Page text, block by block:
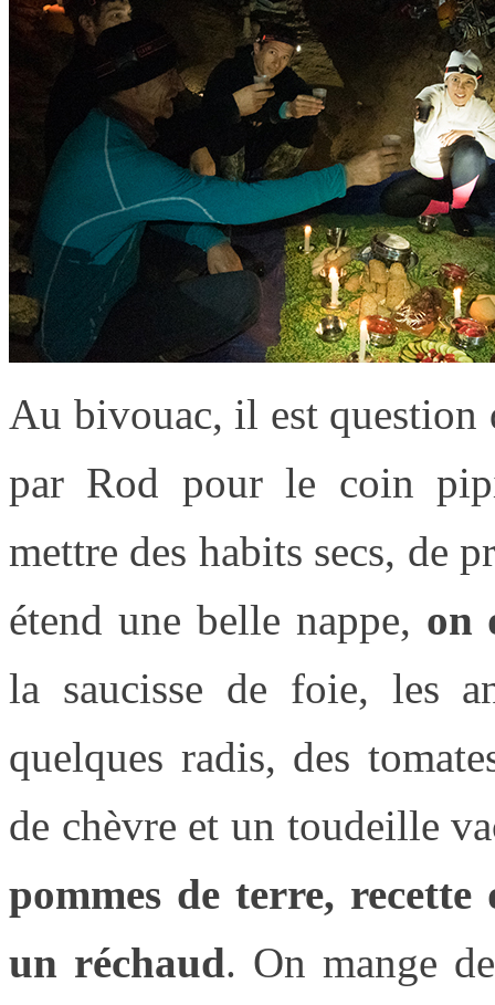
Au bivouac, il est question
par Rod pour le coin
mettre des habits secs, de
étend une belle nappe, on
la saucisse de foie, les
quelques radis, des
de chèvre et un toudeille
pommes de terre,
un réchaud. On mange